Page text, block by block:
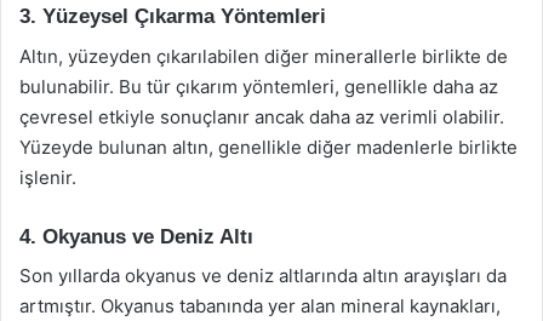
3. Yüzeysel Çıkarma Yöntemleri
Altın, yüzeyden çıkarılabilen diğer minerallerle birlikte de
bulunabilir. Bu tür çıkarım yöntemleri, genellikle daha az
çevresel etkiyle sonuçlanır ancak daha az verimli olabilir.
Yüzeyde bulunan altın, genellikle diğer madenlerle birlikte
işlenir.
4. Okyanus ve Deniz Altı
Son yıllarda okyanus ve deniz altlarında altın arayışları da
artmıştır. Okyanus tabanında yer alan mineral kaynakları,